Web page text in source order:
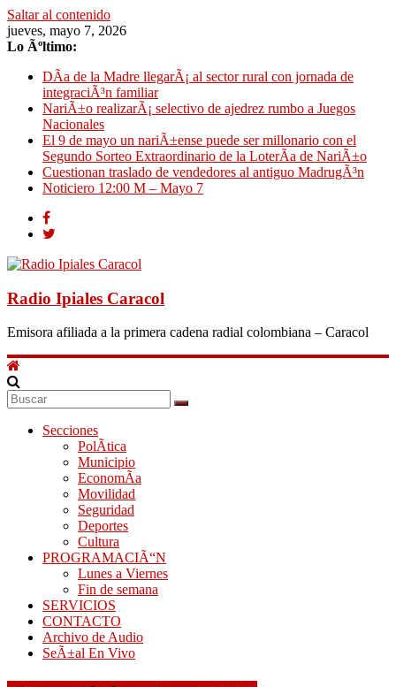
Saltar al contenido
jueves, mayo 7, 2026
Lo Ãºltimo:
DÃ­a de la Madre llegarÃ¡ al sector rural con jornada de
integraciÃ³n familiar
NariÃ±o realizarÃ¡ selectivo de ajedrez rumbo a Juegos
Nacionales
El 9 de mayo un nariÃ±ense puede ser millonario con el
Segundo Sorteo Extraordinario de la LoterÃ­a de NariÃ±o
Cuestionan traslado de vendedores al antiguo MadrugÃ³n
Noticiero 12:00 M – Mayo 7
Radio Ipiales Caracol
Emisora afiliada a la primera cadena radial colombiana – Caracol
Secciones
PolÃ­tica
Municipio
EconomÃ­a
Movilidad
Seguridad
Deportes
Cultura
PROGRAMACIÃ“N
Lunes a Viernes
Fin de semana
SERVICIOS
CONTACTO
Archivo de Audio
SeÃ±al En Vivo